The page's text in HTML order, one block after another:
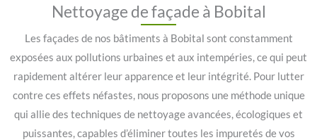
Nettoyage de façade à Bobital
Les façades de nos bâtiments à Bobital sont constamment
exposées aux pollutions urbaines et aux intempéries, ce qui peut
rapidement altérer leur apparence et leur intégrité. Pour lutter
contre ces effets néfastes, nous proposons une méthode unique
qui allie des techniques de nettoyage avancées, écologiques et
puissantes, capables d’éliminer toutes les impuretés de vos